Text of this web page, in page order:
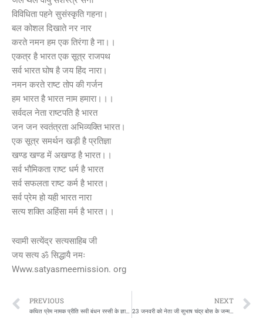
विविधिता पहने सुसंस्कृति गहना।
बल कोशल दिखाते नर नार
करते नमन हम एक तिरंगा है ना।।
एकत्र है भारत एक सूत्र राजपथ
सर्व भारत घोष है जय हिंद नारा।
नमन करते राष्ट तोप की गर्जन
हम भारत है भारत नाम हमारा।।।
सर्वदल नेता राष्टपति है भारत
जन जन स्वतंत्रता अभिव्यक्ति भारत।
एक सूत्र समर्थन खड़ी है प्रतिज्ञा
खण्ड खण्ड में अखण्ड है भारत।।
सर्व भौमिकता राष्ट धर्म है भारत
सर्व सफलता राष्ट कर्म है भारत।
सर्व प्रेम हो यही भारत नारा
सत्य शक्ति अहिंसा मर्म है भारत।।
स्वामी सत्येंद्र सत्यसाहिब जी
जय सत्य ॐ सिद्धायै नमः
Www.satyasmeemission. org
Prev
PREVIOUS
कथित प्रेम नामक प्रीति रूपी बंधन रस्सी के ज्ञान पक्ष पर स्वामी सत्येंद्र सत्यसाहिब जी सत्संग से भक्तों को ये ज्ञान उपदेश दे रहें हैं की…
NEXT
23 जनवरी को नेता जी सुभाष चंद्र बोस के जन्मदिवस पर सत्यास्मि मिशन की और से स्वामी सत्येंद्र सत्यसाहिब जी उनके बारे संछिप्त में उनका जीवन परिचय बताते अपनी रचित कविता से शुभकामना देते कहते है की…